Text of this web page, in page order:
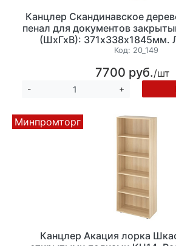
Канцлер Скандинавское
пенал для документов
(ШхГхВ):
(КЦ15+КЦ17+КЦ18)
Код: 20_149
7700 руб./шт
- +
Минпромторг
Канцлер Акация лорка